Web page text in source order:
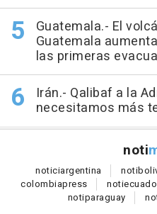
Guatemala.- El
Guatemala
las primeras
Irán.- Qalibaf a la
necesitamos más
noti
noticiargentina noti
colombiapress noti
notiparaguay